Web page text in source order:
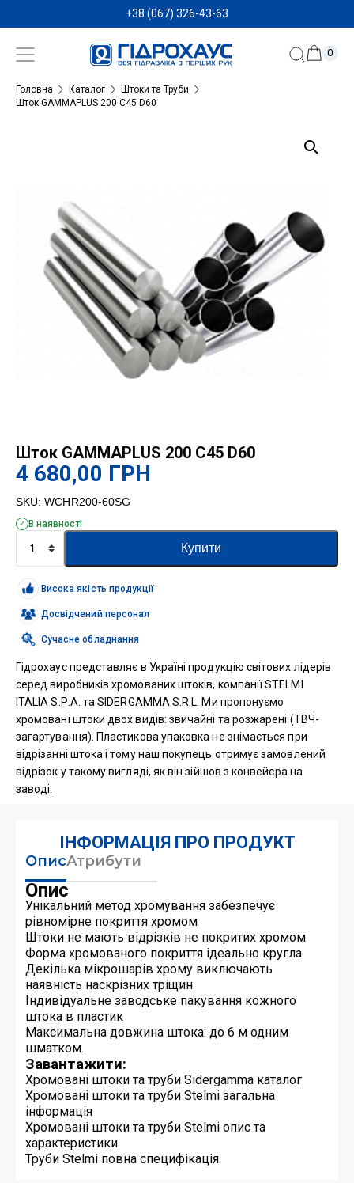
+38 (067) 326-43-63
0
Головна Каталог
Штоки та Труби
Шток GAMMAPLUS 200 C45 D60
Шток GAMMAPLUS 200 C45 D60
4 680,00 ГРН
SKU: WCHR200-60SG
В наявності
GAMMAPLUS
200
C45
D60
кількість
Купити
Висока якість продукції
Досвідчений персонал
Сучасне обладнання
Гідрохаус представляє в Україні продукцію світових лідерів
серед виробників хромованих штоків, компанії STELMI
ITALIA S.Р.A. та SIDERGAMMA S.R.L. Ми пропонуємо
хромовані штоки двох видів: звичайні та розжарені (ТВЧ-
загартування). Пластикова упаковка не знімається при
відрізанні штока і тому наш покупець отримує замовлений
відрізок у такому вигляді, як він зійшов з конвейєра на
заводі.
ІНФОРМАЦІЯ ПРО ПРОДУКТ
ОписАтрибути
Опис
Унікальний метод хромування забезпечує
рівномірне покриття хромом
Штоки не мають відрізків не покритих хромом
Форма хромованого покриття ідеально кругла
Декілька мікрошарів хрому виключають
наявність наскрізних тріщин
Індивідуальне заводське пакування кожного
штока в пластик
Максимальна довжина штока: до 6 м одним
шматком.
Завантажити:
Хромовані штоки та труби Sidergamma каталог
Хромовані штоки та труби Stelmi загальна
інформація
Хромовані штоки та труби Stelmi опис та
характеристики
Труби Stelmi повна специфікація